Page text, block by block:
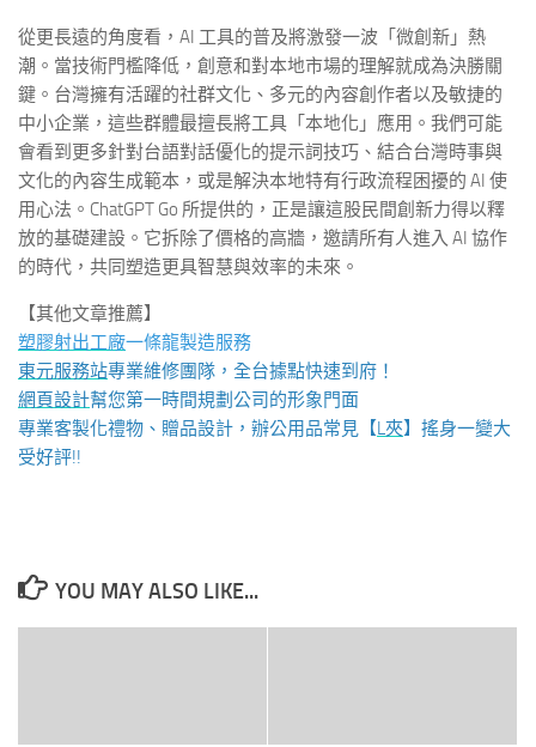
從更長遠的角度看，AI 工具的普及將激發一波「微創新」熱
潮。當技術門檻降低，創意和對本地市場的理解就成為決勝關
鍵。台灣擁有活躍的社群文化、多元的內容創作者以及敏捷的
中小企業，這些群體最擅長將工具「本地化」應用。我們可能
會看到更多針對台語對話優化的提示詞技巧、結合台灣時事與
文化的內容生成範本，或是解決本地特有行政流程困擾的 AI 使
用心法。ChatGPT Go 所提供的，正是讓這股民間創新力得以釋
放的基礎建設。它拆除了價格的高牆，邀請所有人進入 AI 協作
的時代，共同塑造更具智慧與效率的未來。
【其他文章推薦】
塑膠射出工廠一條龍製造服務
東元服務站專業維修團隊，全台據點快速到府！
網頁設計幫您第一時間規劃公司的形象門面
專業客製化禮物、贈品設計，辦公用品常見【L夾】搖身一變大
受好評!!
YOU MAY ALSO LIKE...